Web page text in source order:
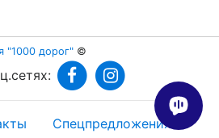
"1000 дорог" ©
Спецпредложения